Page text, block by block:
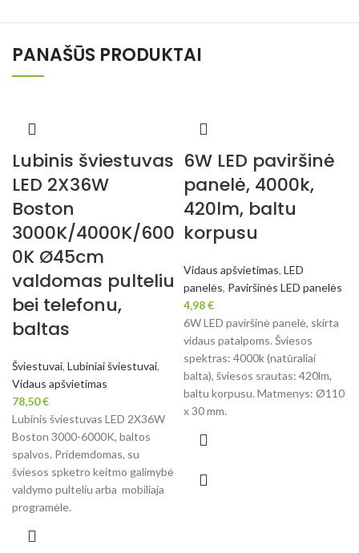
PANAŠŪS PRODUKTAI
Lubinis šviestuvas
LED 2X36W
Boston
3000K/4000K/600
0K Ø45cm
valdomas pulteliu
bei telefonu,
baltas
Šviestuvai, Lubiniai šviestuvai,
Vidaus apšvietimas
78,50€
Lubinis šviestuvas LED 2X36W
Boston 3000-6000K, baltos
spalvos. Pridemdomas, su
šviesos spketro keitmo galimybė
valdymo pulteliu arba mobiliaja
programėle.
6W LED paviršinė
panelė, 4000k,
420lm, baltu
korpusu
Vidaus apšvietimas, LED
panelės, Paviršinės LED panelės
4,98€
6W LED paviršinė panelė, skirta
vidaus patalpoms. Šviesos
spektras: 4000k (natūraliai
balta), šviesos srautas: 420lm,
baltu korpusu. Matmenys: Ø110
x 30 mm.